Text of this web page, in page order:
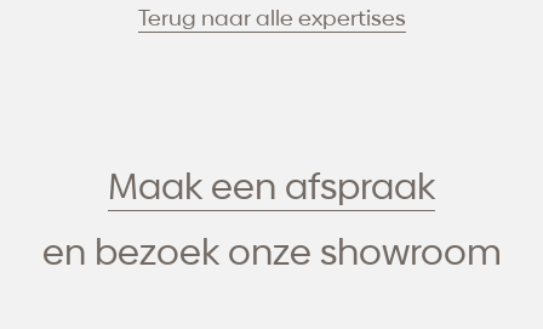
Terug naar alle expertises
Maak een afspraak
en bezoek onze showroom